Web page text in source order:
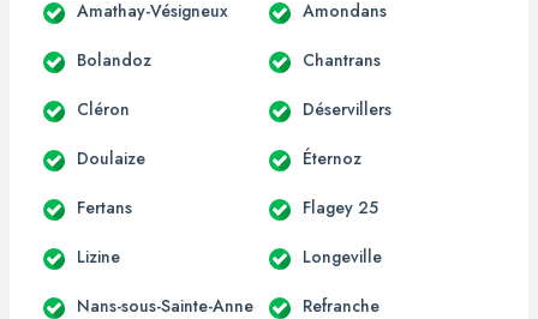
Amathay-Vésigneux Amondans
Bolandoz Chantrans
Cléron Déservillers
Doulaize Éternoz
Fertans Flagey 25
Lizine Longeville
Nans-sous-Sainte-Anne Refranche